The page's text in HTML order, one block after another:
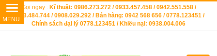
Gọi ngay : Kĩ thuật: 0986.273.272 / 0933.457.458 / 0942.551.558 /
0903.484.744 / 0908.029.292 / Bán hàng: 0942 568 656 / 0778.123451 /
Chính sách đại lý 0778.123451 / Khiếu nại: 0938.004.006